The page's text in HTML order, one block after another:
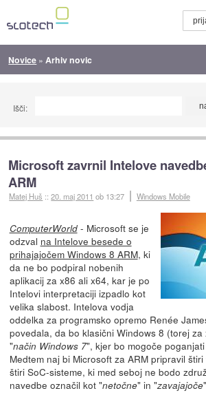
Novice » Arhiv novic
Išči:
Microsoft zavrnil Intelove
ARM
Matej Huš ::20. maj 2011 ob 13:27 Windows Mobile
ComputerWorld- Microsoft se je
odzval na Intelove besede o
prihajajočem Windows 8 ARM, ki
da ne bo podpiral nobenih
aplikacij za x86 ali x64, kar je po
Intelovi interpretaciji izpadlo kot
velika slabost. Intelova vodja
oddelka za programsko opremo Renée
povedala, da bo klasični Windows 8 (torej
"način Windows 7", kjer bo mogoče
Medtem naj bi Microsoft za ARM pripravil
štiri SoC-sisteme, ki med seboj ne bodo
navedbe označil kot "netočne" in "zavajajoče